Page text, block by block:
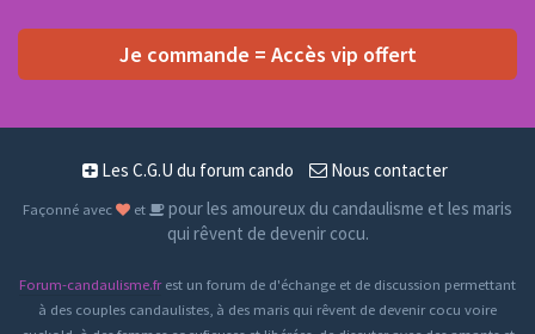
Je commande = Accès vip offert
Les C.G.U du forum cando Nous contacter
Façonné avec et
pour les amoureux du candaulisme et les maris
qui rêvent de devenir cocu.
Forum-candaulisme.frest un forum de d'échange et de discussion permettant
à des couples candaulistes, à des maris qui rêvent de devenir cocu voire